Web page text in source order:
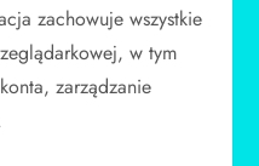
zachowuje wszystkie
w tym
zarządzanie